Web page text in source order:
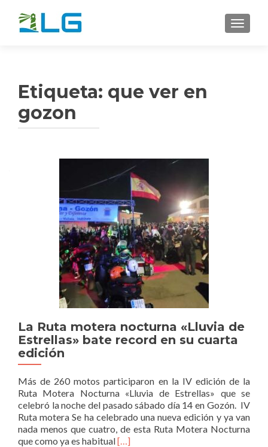
Etiqueta: que ver en
gozon
La Ruta motera nocturna «Lluvia de
Estrellas» bate record en su cuarta
edición
Más de 260 motos participaron en la IV edición de la
Ruta Motera Nocturna «Lluvia de Estrellas» que se
celebró la noche del pasado sábado día 14 en Gozón. IV
Ruta motera Se ha celebrado una nueva edición y ya van
nada menos que cuatro, de esta Ruta Motera Nocturna
que como ya es habitualRead
[…]